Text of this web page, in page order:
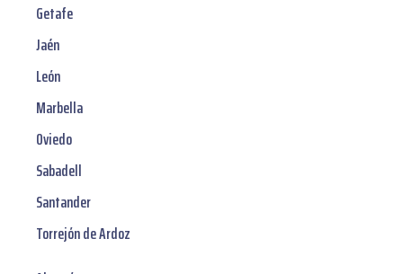
Getafe
Jaén
León
Marbella
Oviedo
Sabadell
Santander
Torrejón de Ardoz